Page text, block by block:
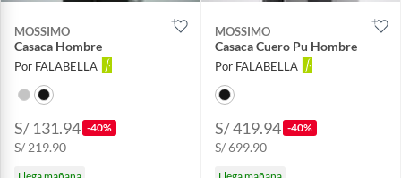
MOSSIMO
Casaca Hombre
Por FALABELLA
S/ 131.94 -40%
S/ 219.90
MOSSIMO
Casaca Cuero Pu Hombre
Por FALABELLA
S/ 419.94 -40%
S/ 699.90